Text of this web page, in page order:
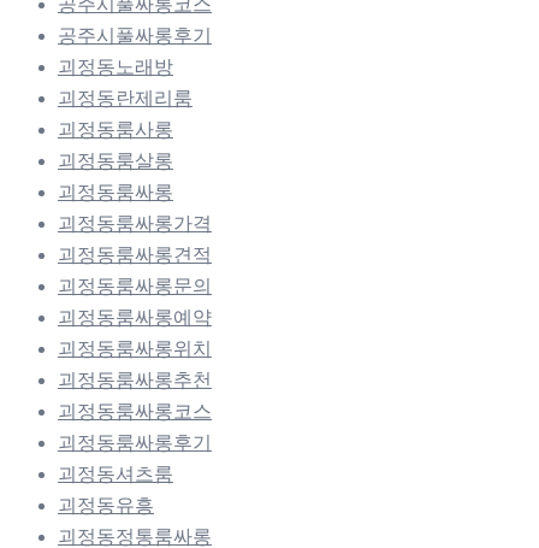
공주시풀싸롱후기
괴정동노래방
괴정동란제리룸
괴정동룸사롱
괴정동룸살롱
괴정동룸싸롱
괴정동룸싸롱가격
괴정동룸싸롱견적
괴정동룸싸롱문의
괴정동룸싸롱예약
괴정동룸싸롱위치
괴정동룸싸롱추천
괴정동룸싸롱코스
괴정동룸싸롱후기
괴정동셔츠룸
괴정동유흥
괴정동정통룸싸롱